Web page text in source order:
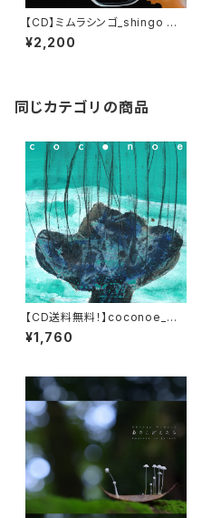
【CD】ミムラシンゴ_shingo mi
mura 2nd Album『Two Drea
ms Flew Over A Pine Tree』
¥2,200
同じカテゴリの商品
【CD送料無料！】coconoe_コ
コノエ 2nd Album『イルカは長
い夢をみる』
¥1,760